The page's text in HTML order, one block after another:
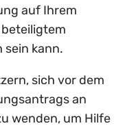
auf Ihrem
kann.
sich vor dem
an
wenden, um Hilfe